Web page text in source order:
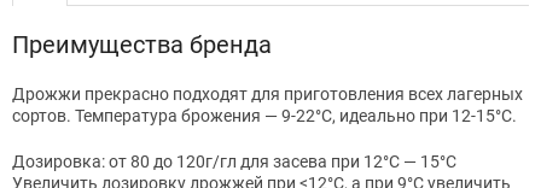
Преимущества бренда
Дрожжи прекрасно подходят для приготовления всех лагерных
сортов. Температура брожения — 9-22°C, идеально при 12-15°C.
Дозировка: от 80 до 120г/гл для засева при 12°C — 15°C
Увеличить дозировку дрожжей при <12°C, а при 9°C увеличить